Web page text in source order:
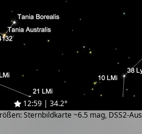
12:59 | 34.2°
Sternbildkarte ~6.5 mag, DSS2-